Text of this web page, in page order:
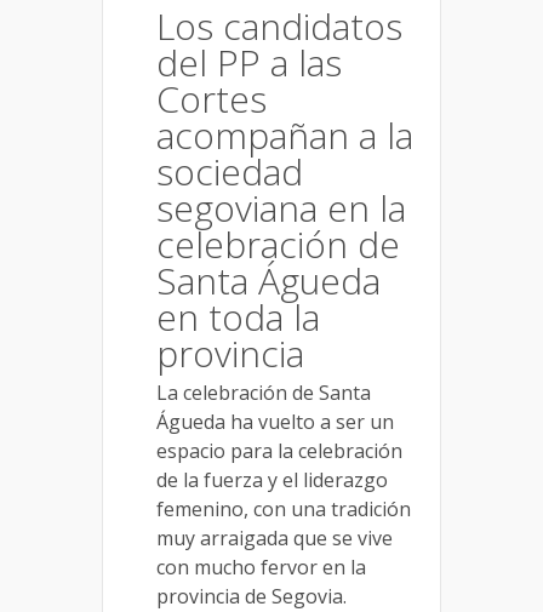
Los candidatos
del PP a las
Cortes
acompañan a la
sociedad
segoviana en la
celebración de
Santa Águeda
en toda la
provincia
La celebración de Santa
Águeda ha vuelto a ser un
espacio para la celebración
de la fuerza y el liderazgo
femenino, con una tradición
muy arraigada que se vive
con mucho fervor en la
provincia de Segovia.